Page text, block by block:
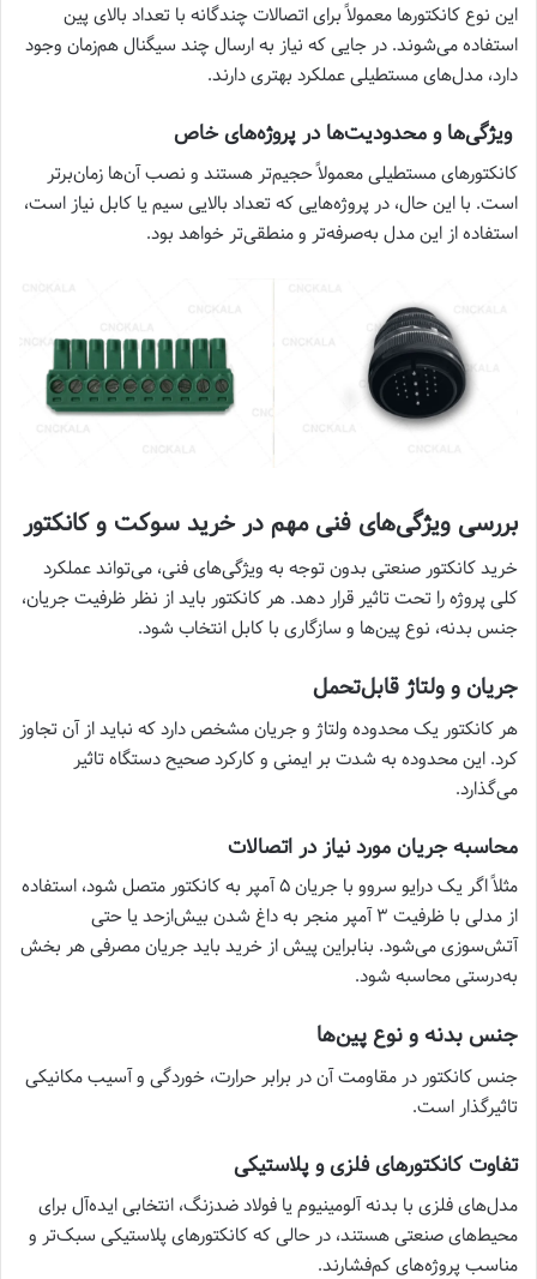
این نوع کانکتورها معمولاً برای اتصالات چندگانه با تعداد بالای پین
استفاده می‌شوند. در جایی که نیاز به ارسال چند سیگنال هم‌زمان وجود
دارد، مدل‌های مستطیلی عملکرد بهتری دارند.
ویژگی‌ها و محدودیت‌ها در پروژه‌های خاص
کانکتورهای مستطیلی معمولاً حجیم‌تر هستند و نصب آن‌ها زمان‌برتر
است. با این حال، در پروژه‌هایی که تعداد بالایی سیم یا کابل نیاز است،
استفاده از این مدل به‌صرفه‌تر و منطقی‌تر خواهد بود.
بررسی ویژگی‌های فنی مهم در خرید سوکت و کانکتور
خرید کانکتور صنعتی بدون توجه به ویژگی‌های فنی، می‌تواند عملکرد
کلی پروژه را تحت تاثیر قرار دهد. هر کانکتور باید از نظر ظرفیت جریان،
جنس بدنه، نوع پین‌ها و سازگاری با کابل انتخاب شود.
جریان و ولتاژ قابل‌تحمل
هر کانکتور یک محدوده ولتاژ و جریان مشخص دارد که نباید از آن تجاوز
کرد. این محدوده به شدت بر ایمنی و کارکرد صحیح دستگاه تاثیر
می‌گذارد.
محاسبه جریان مورد نیاز در اتصالات
مثلاً اگر یک درایو سروو با جریان ۵ آمپر به کانکتور متصل شود، استفاده
از مدلی با ظرفیت ۳ آمپر منجر به داغ شدن بیش‌ازحد یا حتی
آتش‌سوزی می‌شود. بنابراین پیش از خرید باید جریان مصرفی هر بخش
به‌درستی محاسبه شود.
جنس بدنه و نوع پین‌ها
جنس کانکتور در مقاومت آن در برابر حرارت، خوردگی و آسیب مکانیکی
تاثیرگذار است.
تفاوت کانکتورهای فلزی و پلاستیکی
مدل‌های فلزی با بدنه آلومینیوم یا فولاد ضدزنگ، انتخابی ایده‌آل برای
محیط‌های صنعتی هستند، در حالی که کانکتورهای پلاستیکی سبک‌تر و
مناسب پروژه‌های کم‌فشارند.